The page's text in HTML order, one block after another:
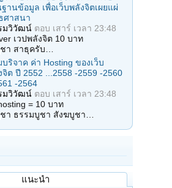
ฐานข้อมูล เพื่อเว็บพลังจิตเผยแผ่
ศาสนา
มวิวัฒน์ ตอบ เสาร์ เวลา 23:48
เวปพลังจิต 10 บาท
า สาธุครับ…
บริจาค ค่า Hosting ของเว็บ
จิต ปี 2552 ...2558 -2559 -2560
-2564
มวิวัฒน์ ตอบ เสาร์ เวลา 23:48
= 10 บาท
า ธรรมบูชา สังฆบูชา…
แนะนำ